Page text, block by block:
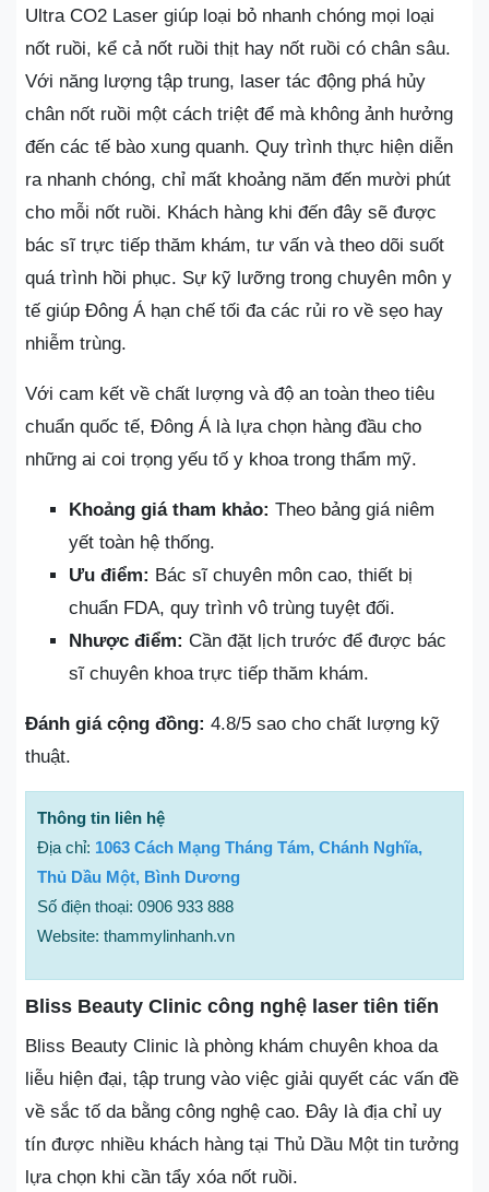
Ultra CO2 Laser giúp loại bỏ nhanh chóng mọi loại
nốt ruồi, kể cả nốt ruồi thịt hay nốt ruồi có chân sâu.
Với năng lượng tập trung, laser tác động phá hủy
chân nốt ruồi một cách triệt để mà không ảnh hưởng
đến các tế bào xung quanh. Quy trình thực hiện diễn
ra nhanh chóng, chỉ mất khoảng năm đến mười phút
cho mỗi nốt ruồi. Khách hàng khi đến đây sẽ được
bác sĩ trực tiếp thăm khám, tư vấn và theo dõi suốt
quá trình hồi phục. Sự kỹ lưỡng trong chuyên môn y
tế giúp Đông Á hạn chế tối đa các rủi ro về sẹo hay
nhiễm trùng.
Với cam kết về chất lượng và độ an toàn theo tiêu
chuẩn quốc tế, Đông Á là lựa chọn hàng đầu cho
những ai coi trọng yếu tố y khoa trong thẩm mỹ.
Khoảng giá tham khảo: Theo bảng giá niêm
yết toàn hệ thống.
Ưu điểm: Bác sĩ chuyên môn cao, thiết bị
chuẩn FDA, quy trình vô trùng tuyệt đối.
Nhược điểm: Cần đặt lịch trước để được bác
sĩ chuyên khoa trực tiếp thăm khám.
Đánh giá cộng đồng: 4.8/5 sao cho chất lượng kỹ
thuật.
Thông tin liên hệ
Địa chỉ: 1063 Cách Mạng Tháng Tám, Chánh Nghĩa,
Thủ Dầu Một, Bình Dương
Số điện thoại: 0906 933 888
Website: thammylinhanh.vn
Bliss Beauty Clinic công nghệ laser tiên tiến
Bliss Beauty Clinic là phòng khám chuyên khoa da
liễu hiện đại, tập trung vào việc giải quyết các vấn đề
về sắc tố da bằng công nghệ cao. Đây là địa chỉ uy
tín được nhiều khách hàng tại Thủ Dầu Một tin tưởng
lựa chọn khi cần tẩy xóa nốt ruồi.